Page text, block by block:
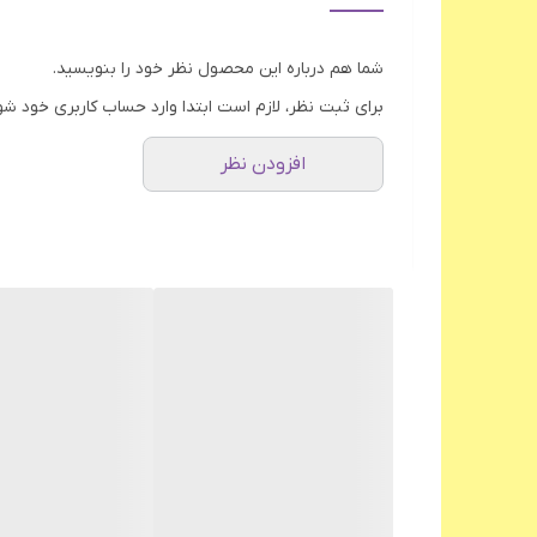
شما هم درباره این محصول نظر خود را بنویسید.
برای ثبت نظر، لازم است ابتدا وارد حساب کاربری خود
افزودن نظر